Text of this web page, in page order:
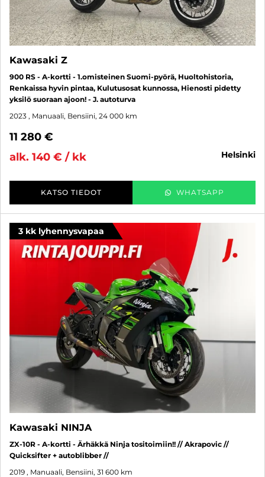
Kawasaki Z
900 RS - A-kortti - 1.omisteinen Suomi-pyörä, Huoltohistoria,
Renkaissa hyvin pintaa, Kulutusosat kunnossa, Hienosti pidetty
yksilö suoraan ajoon! - J. autoturva
2023 , Manuaali, Bensiini, 24 000 km
11 280 €
alk. 140 € / kk
helsinki
KATSO TIEDOT WHATSAPP
3 kk lyhennysvapaa
Kawasaki NINJA
ZX-10R - A-kortti - Ärhäkkä Ninja tositoimiin!! // Akrapovic //
Quicksifter + autoblibber //
2019 , Manuaali, Bensiini, 31 600 km